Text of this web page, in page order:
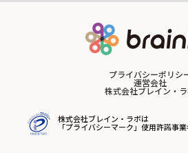
プライバシーポリシ
運営会社
株式会社ブレイン・
株式会社ブレイン・ラボは
「プライバシーマーク」使用許諾事